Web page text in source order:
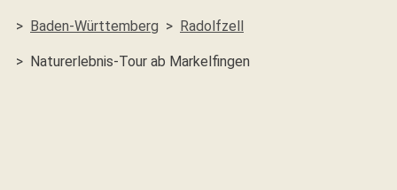
Baden-Württemberg Radolfzell
Naturerlebnis-Tour ab Markelfingen